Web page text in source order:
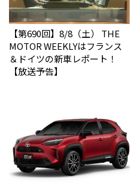
【第690回】8/8（土） THE
MOTOR WEEKLYはフランス
＆ドイツの新車レポート！
【放送予告】